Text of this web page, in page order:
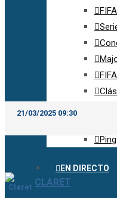
EN DIRECTO
21/03/2025 09:30
CLARET